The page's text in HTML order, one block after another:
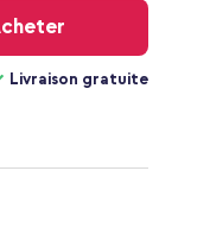
Livraison gratuite
-